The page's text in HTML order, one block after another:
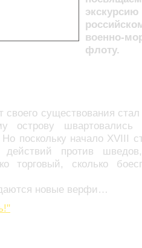
экскурсию
военно-
флоту.
своего существования
острову швартовались
поскольку начало XVIII
против
торговый, сколько
новые верфи…